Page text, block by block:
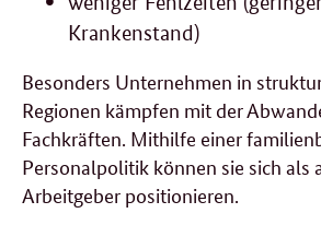
Krankenstand)
Besonders Unternehmen in
Regionen kämpfen mit der
Fachkräften. Mithilfe einer
Personalpolitik können sie sich als
Arbeitgeber positionieren.